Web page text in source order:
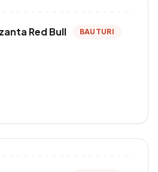
Red Bull
BAUTURI